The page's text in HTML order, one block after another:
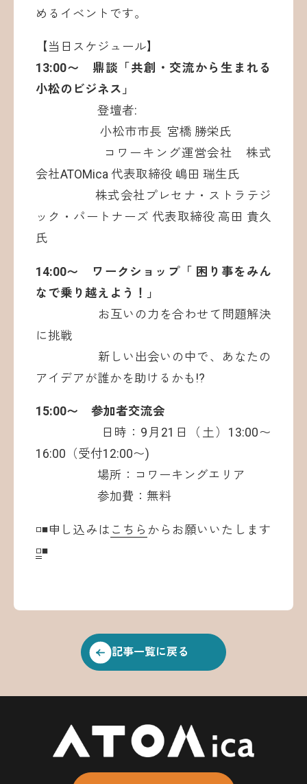
めるイベントです。
【当日スケジュール】
13:00〜 鼎談「共創・交流から生まれる
小松のビジネス」
登壇者:
小松市市長 宮橋 勝栄氏
コワーキング運営会社 株式
会社ATOMica 代表取締役 嶋田 瑞生氏
株式会社プレセナ・ストラテジ
ック・パートナーズ 代表取締役 高田 貴久
氏
14:00〜 ワークショップ「 困り事をみん
なで乗り越えよう！」
お互いの力を合わせて問題解決
に挑戦
新しい出会いの中で、あなたの
アイデアが誰かを助けるかも!?
15:00〜 参加者交流会
日時：9月21日（土）13:00〜
16:00（受付12:00〜)
場所：コワーキングエリア
参加費：無料
◽️◾️申し込みは こちら からお願いいたします
◽️◾️
記事一覧に戻る